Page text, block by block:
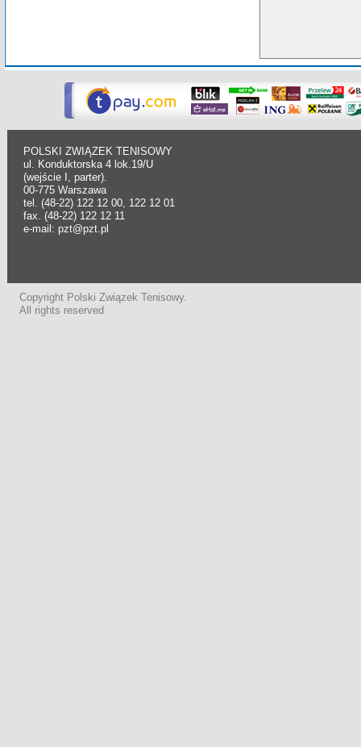
POLSKI ZWIĄZEK TENISOWY
ul. Konduktorska 4 lok.19/U
(wejście I, parter).
00-775 Warszawa
tel. (48-22) 122 12 00, 122 12 01
fax. (48-22) 122 12 11
e-mail: pzt@pzt.pl
Copyright Polski Związek Tenisowy.
All rights reserved